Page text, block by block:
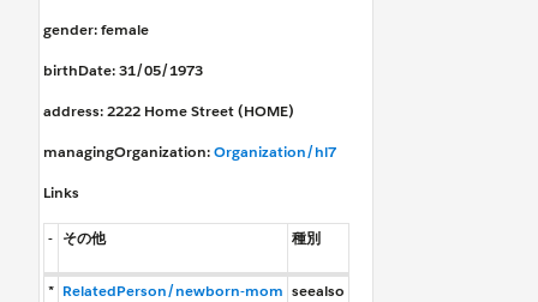
gender: female
birthDate: 31/05/1973
address: 2222 Home Street (HOME)
managingOrganization:Organization/hl7
Links
- その他 種別
* RelatedPerson/newborn-mom seealso